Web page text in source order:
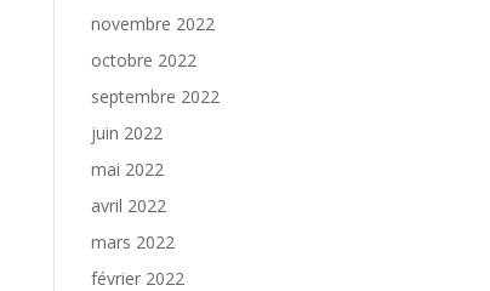
novembre 2022
octobre 2022
septembre 2022
juin 2022
mai 2022
avril 2022
mars 2022
février 2022